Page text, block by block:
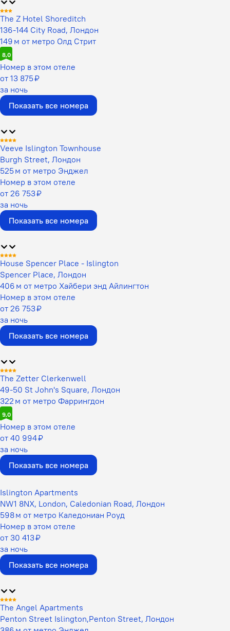
The Z Hotel Shoreditch
136-144 City Road, Лондон
149 м от метро Олд Стрит
8,0
Номер в этом отеле
от 13 875 ₽
за ночь
Показать все номера
Veeve Islington Townhouse
Burgh Street, Лондон
525 м от метро Энджел
Номер в этом отеле
от 26 753 ₽
за ночь
Показать все номера
House Spencer Place - Islington
Spencer Place, Лондон
406 м от метро Хайбери энд Айлингтон
Номер в этом отеле
от 26 753 ₽
за ночь
Показать все номера
The Zetter Clerkenwell
49-50 St John's Square, Лондон
322 м от метро Фаррингдон
9,0
Номер в этом отеле
от 40 994 ₽
за ночь
Показать все номера
Islington Apartments
NW1 8NX, London, Caledonian Road, Лондон
598 м от метро Каледониан Роуд
Номер в этом отеле
от 30 413 ₽
за ночь
Показать все номера
The Angel Apartments
Penton Street Islington,Penton Street, Лондон